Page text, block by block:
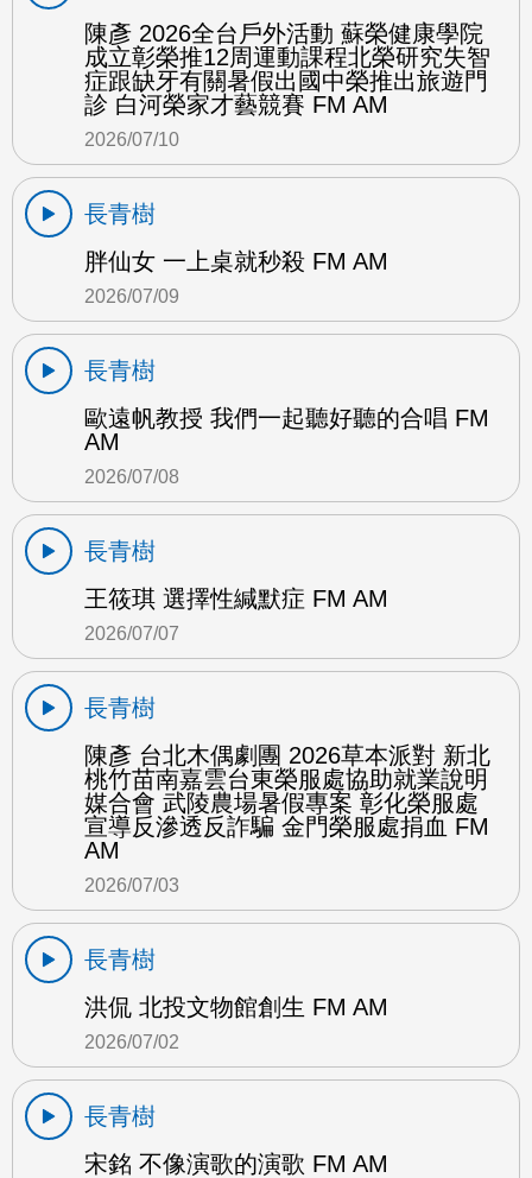
陳彥 2026全台戶外活動 蘇榮健康學院
成立彰榮推12周運動課程北榮研究失智
症跟缺牙有關暑假出國中榮推出旅遊門
診 白河榮家才藝競賽 FM AM
2026/07/10
長青樹
胖仙女 一上桌就秒殺 FM AM
2026/07/09
長青樹
歐遠帆教授 我們一起聽好聽的合唱 FM
AM
2026/07/08
長青樹
王筱琪 選擇性緘默症 FM AM
2026/07/07
長青樹
陳彥 台北木偶劇團 2026草本派對 新北
桃竹苗南嘉雲台東榮服處協助就業說明
媒合會 武陵農場暑假專案 彰化榮服處
宣導反滲透反詐騙 金門榮服處捐血 FM
AM
2026/07/03
長青樹
洪侃 北投文物館創生 FM AM
2026/07/02
長青樹
宋銘 不像演歌的演歌 FM AM